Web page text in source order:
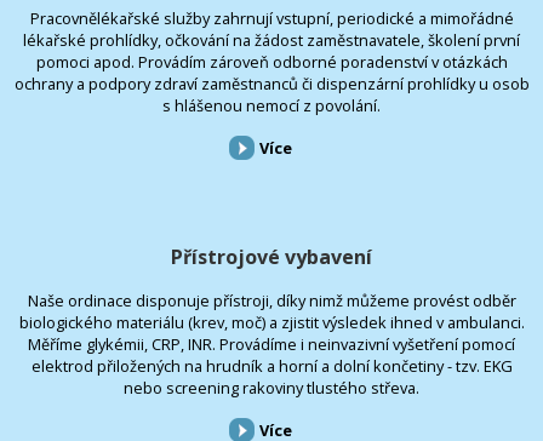
Pracovnělékařské služby zahrnují vstupní, periodické a mimořádné
lékařské prohlídky, očkování na žádost zaměstnavatele, školení první
pomoci apod. Provádím zároveň odborné poradenství v otázkách
ochrany a podpory zdraví zaměstnanců či dispenzární prohlídky u osob
s hlášenou nemocí z povolání.
Více
Přístrojové vybavení
Naše ordinace disponuje přístroji, díky nimž můžeme provést odběr
biologického materiálu (krev, moč) a zjistit výsledek ihned v ambulanci.
Měříme glykémii, CRP, INR. Provádíme i neinvazivní vyšetření pomocí
elektrod přiložených na hrudník a horní a dolní končetiny - tzv. EKG
nebo screening rakoviny tlustého střeva.
Více